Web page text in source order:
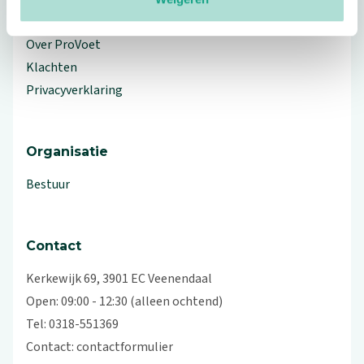
Workshops en lezingen
Over ProVoet
Klachten
Privacyverklaring
Organisatie
Bestuur
Contact
Kerkewijk 69, 3901 EC Veenendaal
Open: 09:00 - 12:30 (alleen ochtend)
Tel: 0318-551369
Contact:contactformulier